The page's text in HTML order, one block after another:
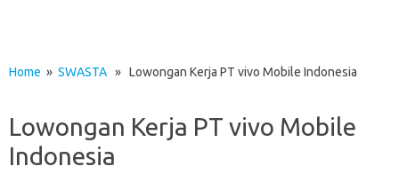
Home » SWASTA » Lowongan Kerja PT vivo Mobile Indonesia
Lowongan Kerja PT vivo Mobile
Indonesia